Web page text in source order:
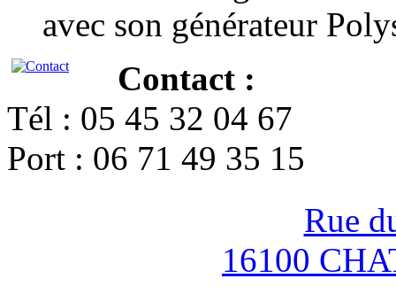
avec son générateur
Contact :
Tél : 05 45 32 04 67
Port : 06 71 49 35 15
Rue
16100